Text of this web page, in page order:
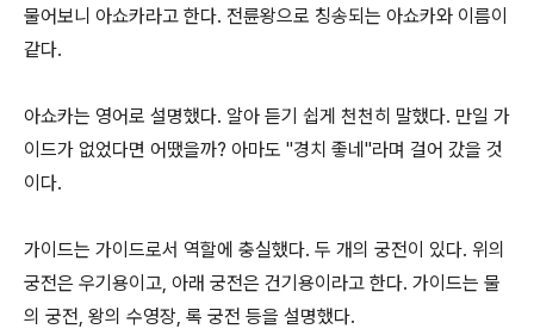
물어보니 아쇼카라고 한다. 전륜왕으로 칭송되는 아쇼카와 이름이
같다.
아쇼카는 영어로 설명했다. 알아 듣기 쉽게 천천히 말했다. 만일 가
이드가 없었다면 어땠을까? 아마도 "경치 좋네"라며 걸어 갔을 것
이다.
가이드는 가이드로서 역할에 충실했다. 두 개의 궁전이 있다. 위의
궁전은 우기용이고, 아래 궁전은 건기용이라고 한다. 가이드는 물
의 궁전, 왕의 수영장, 록 궁전 등을 설명했다.